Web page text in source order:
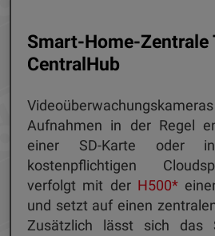
Smart-Home-Zentrale
CentralHub
Aufnahmen in der Regel
einer SD-Karte oder
kostenpflichtigen
verfolgt mit der H500*
und setzt auf einen
Zusätzlich lässt sich das